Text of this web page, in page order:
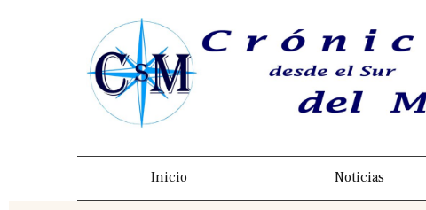
Inicio Noticias